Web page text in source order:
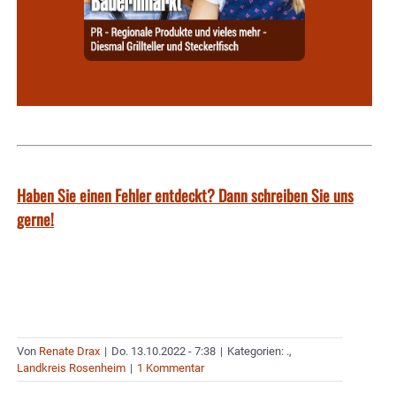
Haben Sie einen Fehler entdeckt? Dann schreiben Sie uns
gerne!
Von Renate Drax | Do. 13.10.2022 - 7:38 | Kategorien: .,
Landkreis Rosenheim | 1 Kommentar